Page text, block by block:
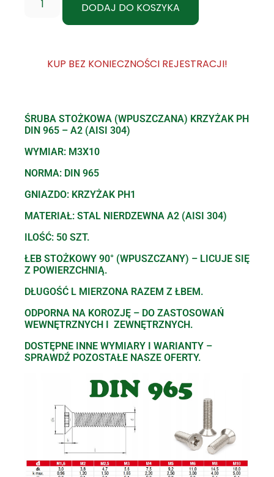
DODAJ DO KOSZYKA
KUP BEZ KONIECZNOŚCI REJESTRACJI!
ŚRUBA STOŻKOWA (WPUSZCZANA) KRZYŻAK PH
DIN 965 – A2 (AISI 304)
WYMIAR: M3X10
NORMA: DIN 965
GNIAZDO: KRZYŻAK PH1
MATERIAŁ: STAL NIERDZEWNA A2 (AISI 304)
ILOŚĆ: 50 SZT.
ŁEB STOŻKOWY 90° (WPUSZCZANY) – LICUJE SIĘ
Z POWIERZCHNIĄ.
DŁUGOŚĆ L MIERZONA RAZEM Z ŁBEM.
ODPORNA NA KOROZJĘ – DO ZASTOSOWAŃ
WEWNĘTRZNYCH I ZEWNĘTRZNYCH.
DOSTĘPNE INNE WYMIARY I WARIANTY –
SPRAWDŹ POZOSTAŁE NASZE OFERTY.